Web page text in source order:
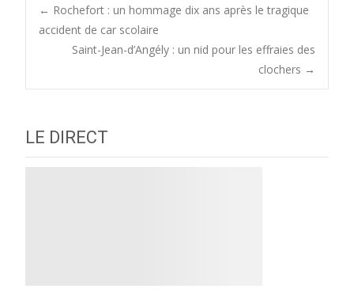
Post
navigation
← Rochefort : un hommage dix ans après le tragique
accident de car scolaire
Saint-Jean-d’Angély : un nid pour les effraies des
clochers →
LE DIRECT